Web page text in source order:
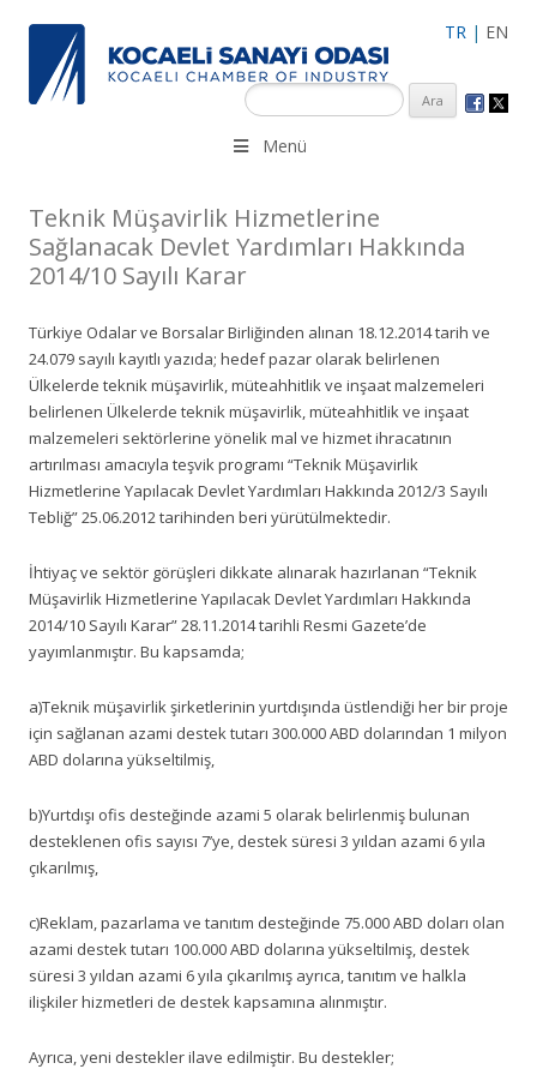
TR | EN
KSO 3500’ü aşkın sanayi kuruluşuna uzman çalışanları ile İzmit
Merkez, Çayırova, Dilovası, Gebze ve İMES OSB’deki ofisleri ile
Menü
Teknik Müşavirlik Hizmetlerine
Sağlanacak Devlet Yardımları Hakkında
2014/10 Sayılı Karar
Türkiye Odalar ve Borsalar Birliğinden alınan 18.12.2014 tarih ve
24.079 sayılı kayıtlı yazıda; hedef pazar olarak belirlenen
Ülkelerde teknik müşavirlik, müteahhitlik ve inşaat malzemeleri
belirlenen Ülkelerde teknik müşavirlik, müteahhitlik ve inşaat
malzemeleri sektörlerine yönelik mal ve hizmet ihracatının
artırılması amacıyla teşvik programı “Teknik Müşavirlik
Hizmetlerine Yapılacak Devlet Yardımları Hakkında 2012/3 Sayılı
Tebliğ” 25.06.2012 tarihinden beri yürütülmektedir.
İhtiyaç ve sektör görüşleri dikkate alınarak hazırlanan “Teknik
Müşavirlik Hizmetlerine Yapılacak Devlet Yardımları Hakkında
2014/10 Sayılı Karar” 28.11.2014 tarihli Resmi Gazete’de
yayımlanmıştır. Bu kapsamda;
a)Teknik müşavirlik şirketlerinin yurtdışında üstlendiği her bir proje
için sağlanan azami destek tutarı 300.000 ABD dolarından 1 milyon
ABD dolarına yükseltilmiş,
b)Yurtdışı ofis desteğinde azami 5 olarak belirlenmiş bulunan
desteklenen ofis sayısı 7’ye, destek süresi 3 yıldan azami 6 yıla
çıkarılmış,
c)Reklam, pazarlama ve tanıtım desteğinde 75.000 ABD doları olan
azami destek tutarı 100.000 ABD dolarına yükseltilmiş, destek
süresi 3 yıldan azami 6 yıla çıkarılmış ayrıca, tanıtım ve halkla
ilişkiler hizmetleri de destek kapsamına alınmıştır.
Ayrıca, yeni destekler ilave edilmiştir. Bu destekler;